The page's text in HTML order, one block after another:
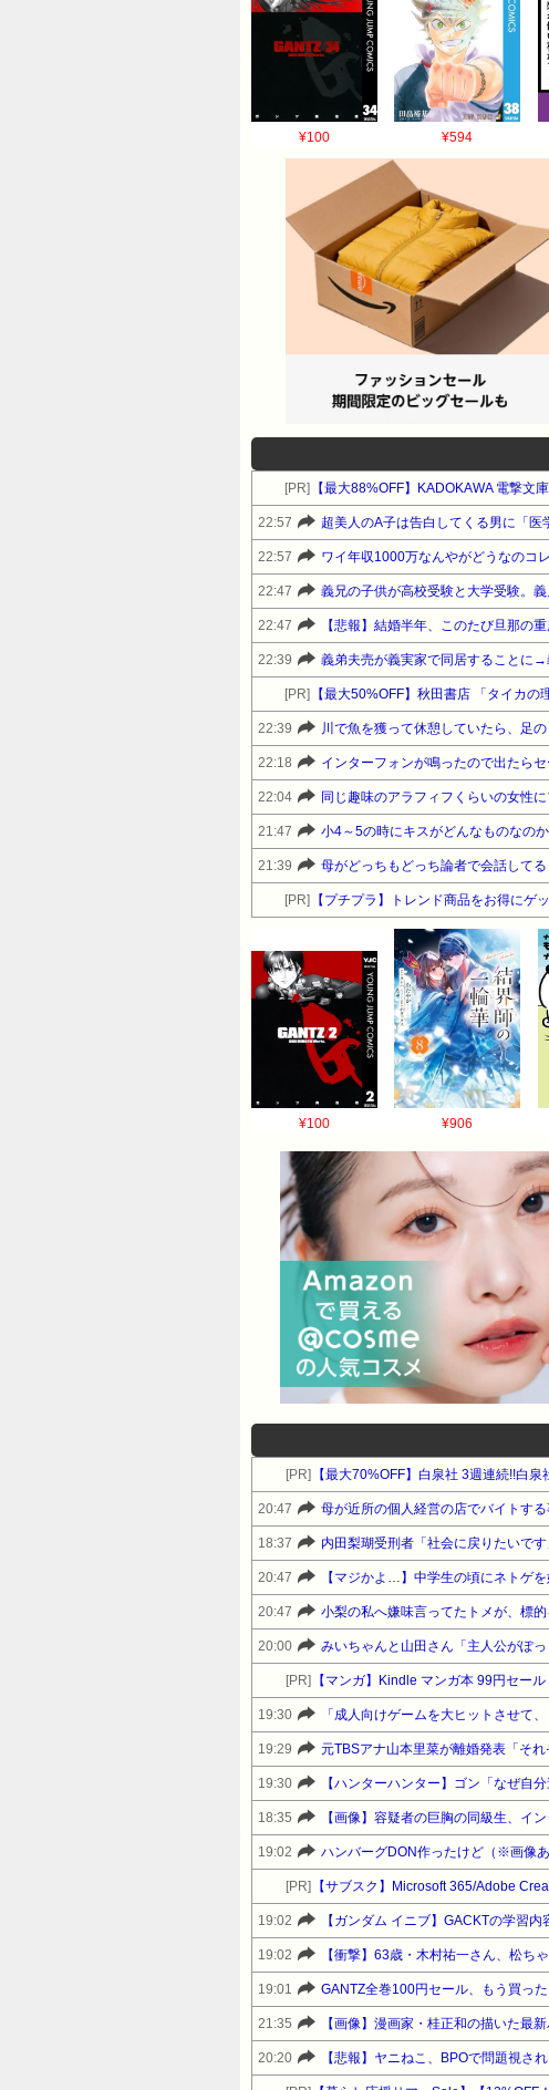
¥100 ¥594
[PR] 【最大88%OFF】KADOKAWA 電撃
22:57
22:57 ワイ年収1000万なんやがどうなのコレ
22:47 義兄の子供が高校受験と大学受験。
22:47 【悲報】結婚半年、このたび旦那の
22:39
[PR] 【最大50%OFF】秋田書店 「タイカ
22:39
22:18
22:04
21:47 小4～5の時にキスがどんなものなの
21:39
[PR] 【プチプラ】トレンド商品をお得にゲ
¥100 ¥906
[PR] 【最大70%OFF】白泉社 3週連続!!白
20:47
18:37 内田梨瑚受刑者「社会に戻りたいです
20:47
20:47
20:00 みいちゃんと山田さん「主人公がぽ
[PR] 【マンガ】Kindle マンガ本 99円セール
19:30
19:29 元TBSアナ山本里菜が離婚発表「そ
19:30 【ハンターハンター】ゴン「なぜ自
18:35 【画像】容疑者の巨胸の同級生、イ
19:02 ハンバーグDON作ったけど（※画像あ
[PR] 【サブスク】Microsoft 365/Adobe
19:02 【ガンダム イニブ】GACKTの学習
19:02 【衝撃】63歳・木村祐一さん、松ち
19:01 GANTZ全巻100円セール、もう買った
21:35 【画像】漫画家・桂正和の描いた最
20:20 【悲報】ヤニねこ、BPOで問題視さ